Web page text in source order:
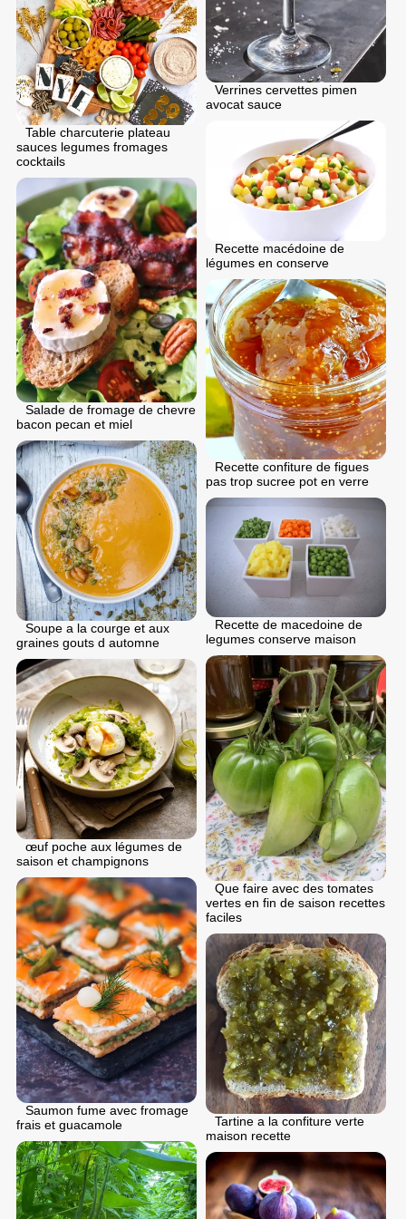
Verrines cervettes pimen
avocat sauce
Table charcuterie plateau
sauces legumes fromages
cocktails
Recette macédoine de
légumes en conserve
Salade de fromage de chevre
bacon pecan et miel
Recette confiture de figues
pas trop sucree pot en verre
Soupe a la courge et aux
graines gouts d automne
Recette de macedoine de
legumes conserve maison
Que faire avec des tomates
vertes en fin de saison recettes
faciles
œuf poche aux légumes de
saison et champignons
Saumon fume avec fromage
frais et guacamole
Tartine a la confiture verte
maison recette